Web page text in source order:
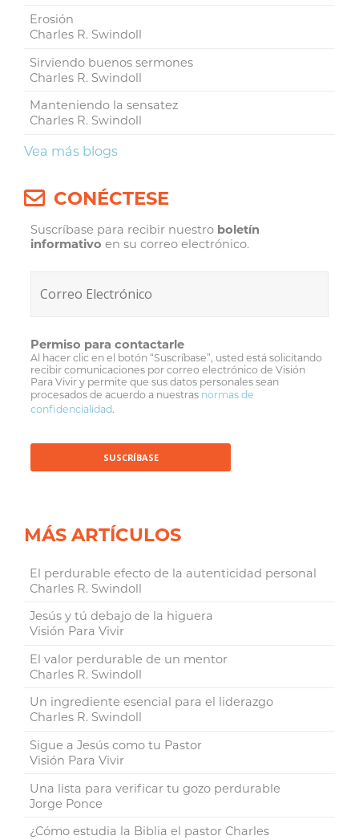
Erosión
Charles R. Swindoll
Sirviendo buenos sermones
Charles R. Swindoll
Manteniendo la sensatez
Charles R. Swindoll
Vea más blogs
CONÉCTESE
Suscríbase para recibir nuestro boletín
informativo en su correo electrónico.
Permiso para contactarle
Al hacer clic en el botón “Suscríbase”, usted está solicitando
recibir comunicaciones por correo electrónico de Visión
Para Vivir y permite que sus datos personales sean
procesados de acuerdo a nuestras normas de
confidencialidad.
MÁS ARTÍCULOS
El perdurable efecto de la autenticidad personal
Charles R. Swindoll
Jesús y tú debajo de la higuera
Visión Para Vivir
El valor perdurable de un mentor
Charles R. Swindoll
Un ingrediente esencial para el liderazgo
Charles R. Swindoll
Sigue a Jesús como tu Pastor
Visión Para Vivir
Una lista para verificar tu gozo perdurable
Jorge Ponce
¿Cómo estudia la Biblia el pastor Charles